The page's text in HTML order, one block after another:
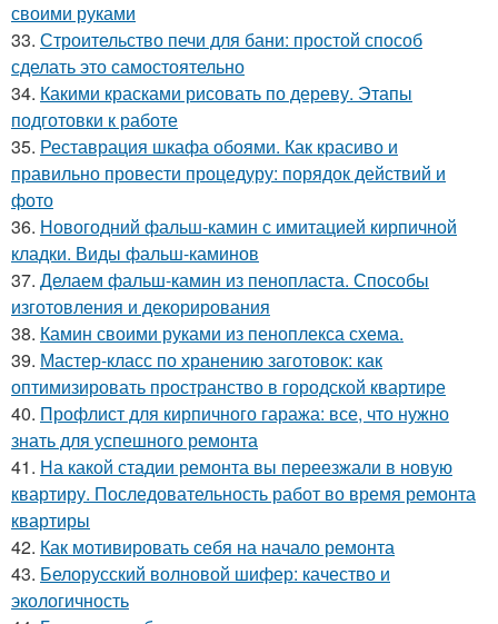
своими руками
33. Строительство печи для бани: простой способ
сделать это самостоятельно
34. Какими красками рисовать по дереву. Этапы
подготовки к работе
35. Реставрация шкафа обоями. Как красиво и
правильно провести процедуру: порядок действий и
фото
36. Новогодний фальш-камин с имитацией кирпичной
кладки. Виды фальш-каминов
37. Делаем фальш-камин из пенопласта. Способы
изготовления и декорирования
38. Камин своими руками из пеноплекса схема.
39. Мастер-класс по хранению заготовок: как
оптимизировать пространство в городской квартире
40. Профлист для кирпичного гаража: все, что нужно
знать для успешного ремонта
41. На какой стадии ремонта вы переезжали в новую
квартиру. Последовательность работ во время ремонта
квартиры
42. Как мотивировать себя на начало ремонта
43. Белорусский волновой шифер: качество и
экологичность